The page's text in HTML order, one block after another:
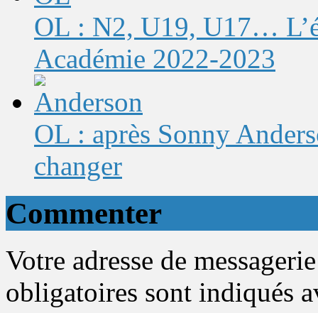
OL : N2, U19, U17…
Académie 2022-2023
OL : après Sonny
changer
Commenter
Votre adresse de
obligatoires sont indiqués